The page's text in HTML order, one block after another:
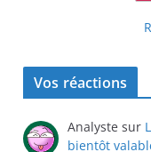
Vos réactions
Analyste sur
bientôt